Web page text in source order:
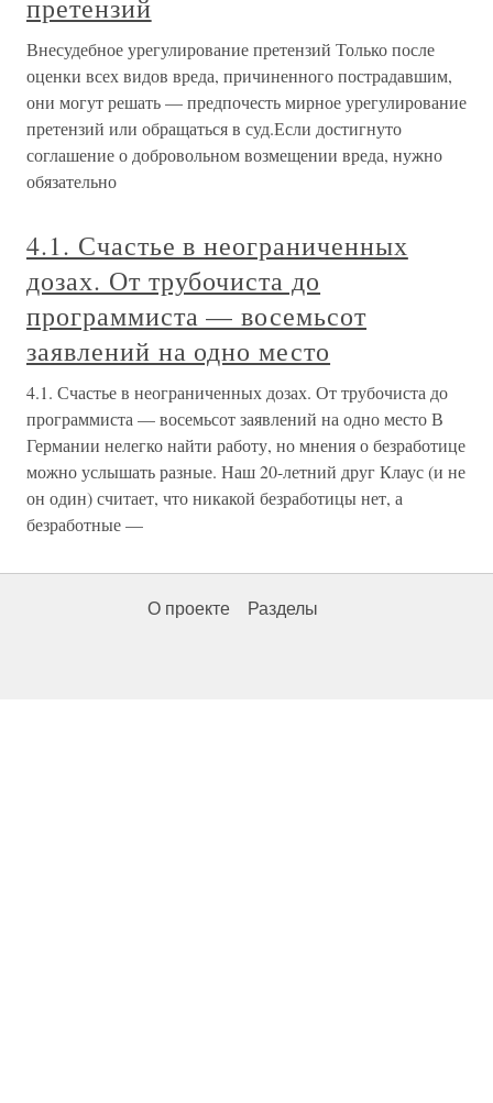
претензий
Внесудебное урегулирование претензий Только после
оценки всех видов вреда, причиненного пострадавшим,
они могут решать — предпочесть мирное урегулирование
претензий или обращаться в суд.Если достигнуто
соглашение о добровольном возмещении вреда, нужно
обязательно
4.1. Счастье в неограниченных
дозах. От трубочиста до
программиста — восемьсот
заявлений на одно место
4.1. Счастье в неограниченных дозах. От трубочиста до
программиста — восемьсот заявлений на одно место В
Германии нелегко найти работу, но мнения о безработице
можно услышать разные. Наш 20-летний друг Клаус (и не
он один) считает, что никакой безработицы нет, а
безработные —
О проекте Разделы